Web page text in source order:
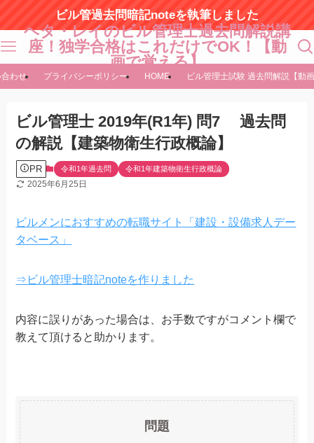
ビル管過去問暗記noteを執筆しました
ヘタ・レイのビル管理士過去問解説講
座！独学合格はこれだけでOK！【動
画で覚える】
わせ プライバシーポリシー HOME ビル管理士試験 過去問解説【動
ビル管理士 2019年(R1年) 問7 過去問
の解説【建築物衛生行政概論】
PR 令和1年過去問 令和1年建築物衛生行政概論
2025年6月25日
ビルメンにおすすめの転職サイト「建設・設備求人デー
タベース」
⇒ビル管理士暗記noteを作りました
内容に誤りがあった場合は、お手数ですがコメント欄で
教えて頂けると助かります。
問題